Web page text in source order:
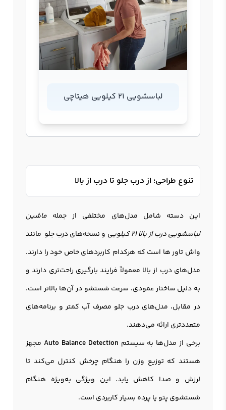
لباسشویی 21 کیلویی هیتاچی
تنوع طراحی؛ از درب جلو تا درب از بالا
این دسته شامل مدل‌های مختلفی از جمله ماشین
لباسشویی درب از بالا 21 کیلویی
و نسخه‌های درب جلو مانند
واش تاور ها است که هرکدام کاربردهای خاص خود را دارند.
مدل‌های درب از بالا معمولاً فرایند بارگیری راحت‌تری دارند و
به دلیل ساختار عمودی، سرعت شستشو در آن‌ها بالاتر است.
در مقابل، مدل‌های درب جلو مصرف آب کمتر و برنامه‌های
متعددتری ارائه می‌دهند.
برخی از مدل‌ها به سیستم Auto Balance Detectionمجهز
هستند که توزیع وزن را هنگام چرخش کنترل می‌کند تا
لرزش و صدا کاهش یابد. این ویژگی به‌ویژه هنگام
شستشوی پتو یا پرده بسیار کاربردی است.